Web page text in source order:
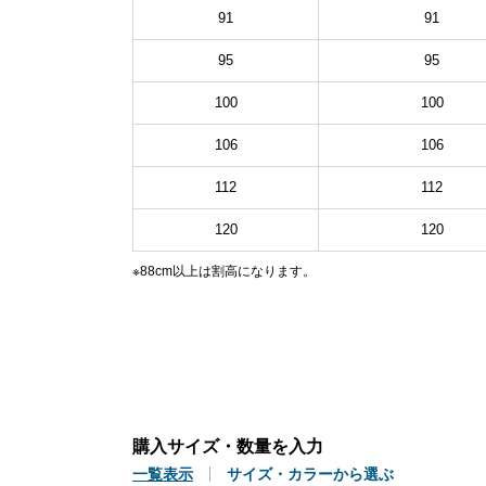
91 91
95 95
100 100
106 106
112 112
120 120
※88cm以上は割高になります。
購入サイズ・数量を入力
一覧表示 サイズ・カラーから選ぶ